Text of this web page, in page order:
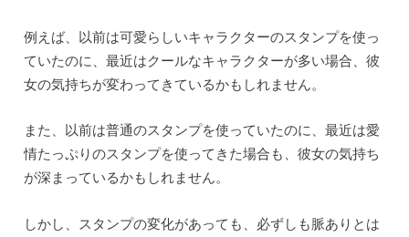
例えば、以前は可愛らしいキャラクターのスタンプを使っ
ていたのに、最近はクールなキャラクターが多い場合、彼
女の気持ちが変わってきているかもしれません。
また、以前は普通のスタンプを使っていたのに、最近は愛
情たっぷりのスタンプを使ってきた場合も、彼女の気持ち
が深まっているかもしれません。
しかし、スタンプの変化があっても、必ずしも脈ありとは